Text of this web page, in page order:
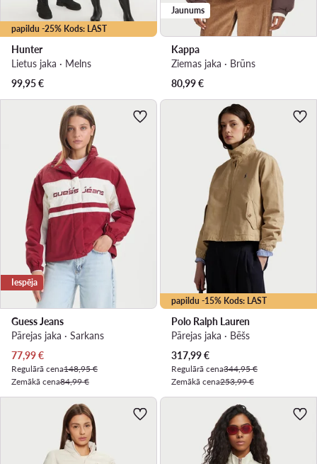
papildu -25% Kods: LAST
Hunter
Lietus jaka · Melns
99,95€
Jaunums
Kappa
Ziemas jaka · Brūns
80,99€
Iespēja
Guess Jeans
Pārejas jaka · Sarkans
Pašreizējā cena
77,99€
Regulārā cena148,95 €
Zemākā cena84,99 €
papildu -15% Kods: LAST
Polo Ralph Lauren
Pārejas jaka · Bēšs
Pašreizējā cena
317,99€
Regulārā cena344,95 €
Zemākā cena253,99 €